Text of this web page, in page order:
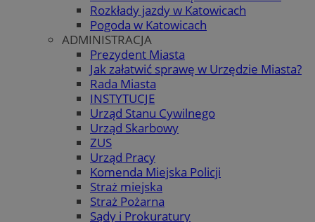
Rozkłady jazdy w Katowicach
Pogoda w Katowicach
ADMINISTRACJA
Prezydent Miasta
Jak załatwić sprawę w Urzędzie Miasta?
Rada Miasta
INSTYTUCJE
Urząd Stanu Cywilnego
Urząd Skarbowy
ZUS
Urząd Pracy
Komenda Miejska Policji
Straż miejska
Straż Pożarna
Sądy i Prokuratury